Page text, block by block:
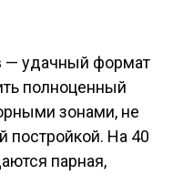
— удачный формат
полноценный
зонами, не
постройкой. На 40
парная,